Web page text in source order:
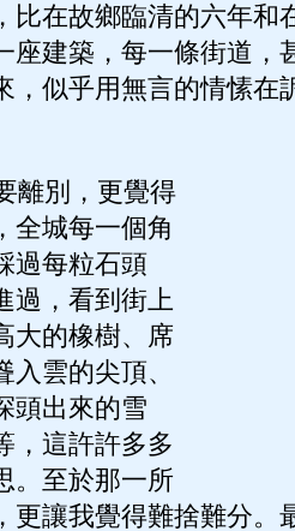
比在故鄉臨清的六年和
建築，每一條街道，
似乎用無言的情愫在
離別，更覺得
全城每一個角
過每粒石頭
過，看到街上
大的橡樹、席
雲的尖頂、
頭出來的雪
，這許許多多
。至於那一所
讓我覺得難捨難分。